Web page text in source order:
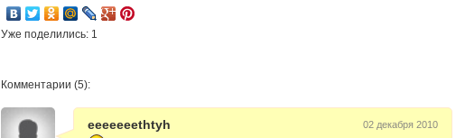
Уже поделились: 1
Комментарии (5):
eeeeeeethtyh 02 декабря 2010